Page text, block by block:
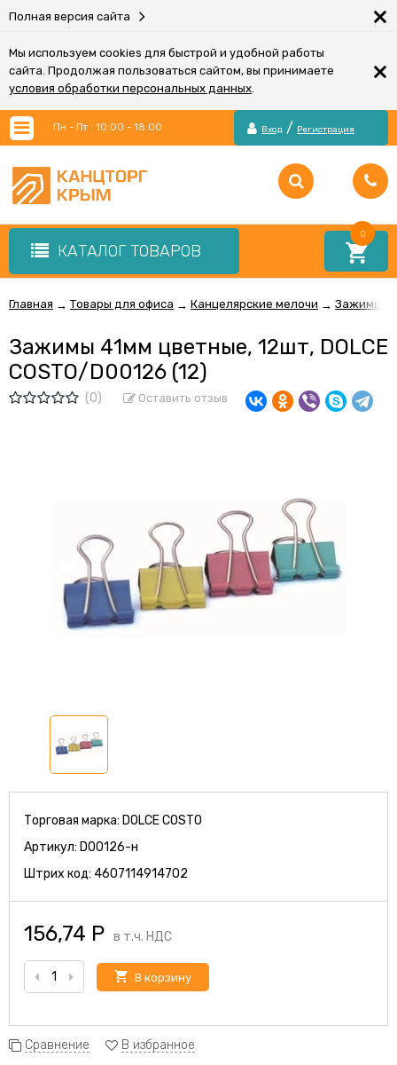
Полная версия сайта ×
Мы используем cookies для быстрой и удобной работы
сайта. Продолжая пользоваться сайтом, вы принимаете
условия обработки персональных данных.
×
Пн - Пт : 10:00 - 18:00 Вход / Регистрация
КАТАЛОГ ТОВАРОВ
0
Главная → Товары для офиса → Канцелярские мелочи → Зажимы
Зажимы 41мм цветные, 12шт, DOLCE
COSTO/D00126 (12)
(0) Оставить отзыв
Торговая марка: DOLCE COSTO
Артикул: D00126-н
Штрих код: 4607114914702
156,74 Р в т.ч. НДС
В корзину
Сравнение В избранное